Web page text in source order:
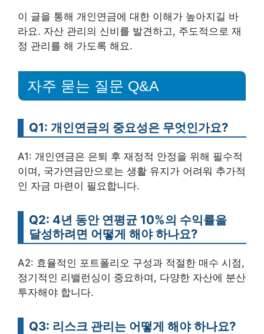
이 글을 통해 개인연금에 대한 이해가 높아지길 바
라요. 자산 관리의 신비를 발견하고, 주도적으로 재
정 관리를 해 가도록 해요.
자주 묻는 질문 Q&A
Q1: 개인연금의 중요성은 무엇인가요?
A1: 개인연금은 은퇴 후 재정적 안정을 위해 필수적
이며, 국가연금만으로는 생활 유지가 어려워 추가적
인 자금 마련이 필요합니다.
Q2: 4년 동안 연평균 10%의 수익률을
달성하려면 어떻게 해야 하나요?
A2: 효율적인 포트폴리오 구성과 적절한 매수 시점,
정기적인 리밸런싱이 중요하며, 다양한 자산에 분산
투자해야 합니다.
Q3: 리스크 관리는 어떻게 해야 하나요?